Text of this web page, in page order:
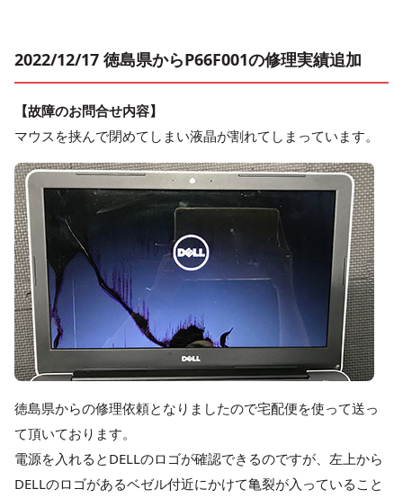
2022/12/17 徳島県からP66F001の修理実績追加
【故障のお問合せ内容】
マウスを挟んで閉めてしまい液晶が割れてしまっています。
徳島県からの修理依頼となりましたので宅配便を使って送っ
て頂いております。
電源を入れるとDELLのロゴが確認できるのですが、左上から
DELLのロゴがあるベゼル付近にかけて亀裂が入っていること